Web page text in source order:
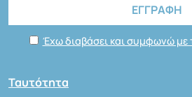
Έχω διαβάσει και συμφωνώ
Ταυτότητα